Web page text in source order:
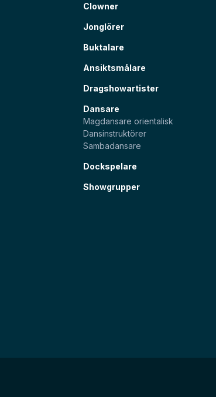
Clowner
Jonglörer
Buktalare
Ansiktsmålare
Dragshowartister
Dansare
Magdansare orientalisk
Dansinstruktörer
Sambadansare
Dockspelare
Showgrupper